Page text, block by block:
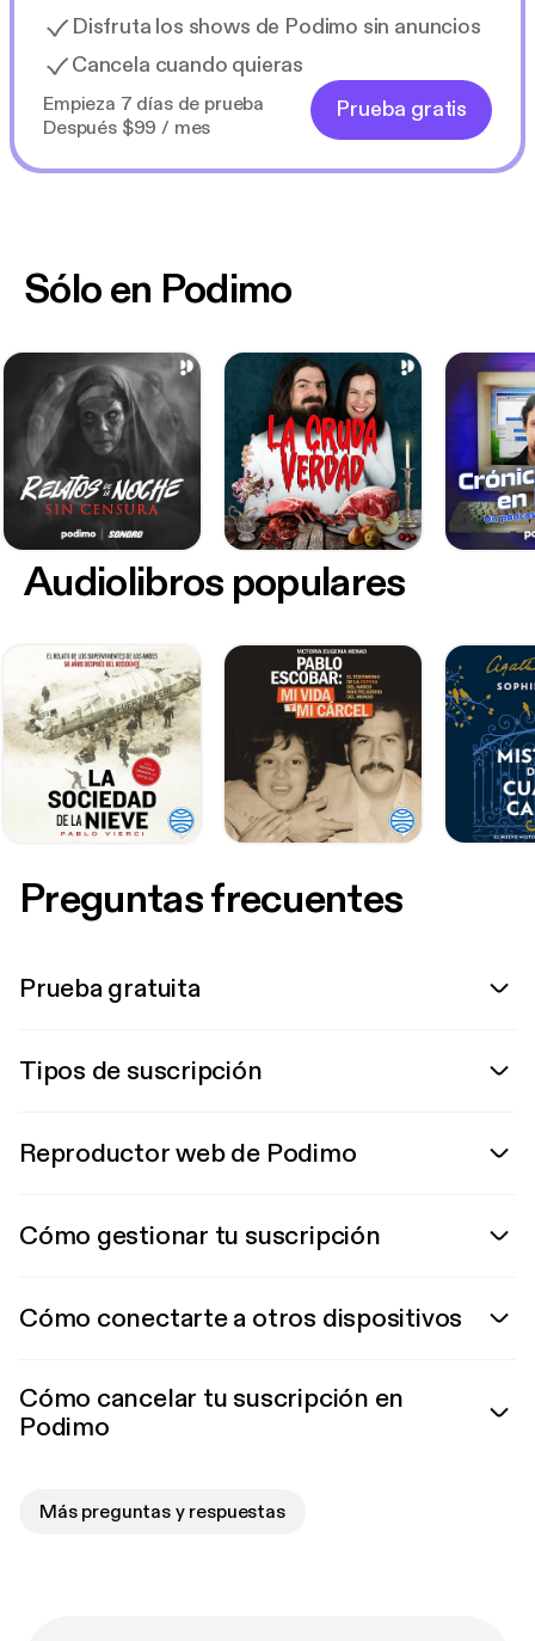
Disfruta los shows de Podimo sin anuncios
Cancela cuando quieras
Empieza 7 días de prueba
Después $99 / mes
Prueba gratis
Sólo en Podimo
Audiolibros populares
Preguntas frecuentes
Prueba gratuita
Tipos de suscripción
Reproductor web de Podimo
Cómo gestionar tu suscripción
Cómo conectarte a otros dispositivos
Cómo cancelar tu suscripción en
Podimo
Más preguntas y respuestas